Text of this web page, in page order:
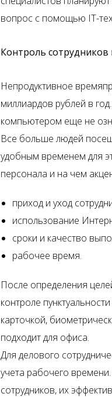
вопрос с помощью IT-
Контроль сотрудников
Непродуктивное
миллиардов рублей в
компьютером еще не
Все больше людей
удобным временем для
персонала и на чем
приход и уход
использование
сроки и качество
рабочее время.
После определения
контроле
карточкой,
подходит для офиса.
Для делового
учета рабочего
сотрудников, их